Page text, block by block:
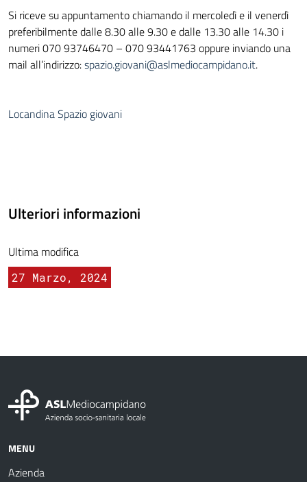
Si riceve su appuntamento chiamando il mercoledì e il venerdì
preferibilmente dalle 8.30 alle 9.30 e dalle 13.30 alle 14.30 i
numeri 070 93746470 – 070 93441763 oppure inviando una
mail all’indirizzo:spazio.giovani@aslmediocampidano.it.
Locandina Spazio giovani
Ulteriori informazioni
Ultima modifica
27 Marzo, 2024
MENU
Azienda